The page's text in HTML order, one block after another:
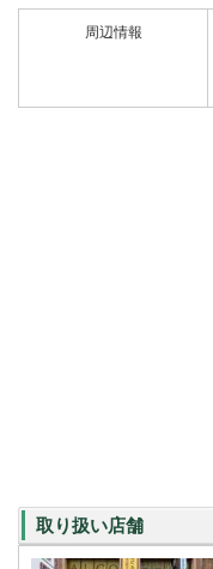
周辺情報
取り扱い店舗